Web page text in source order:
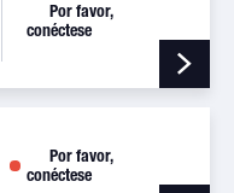
Por favor,
conéctese
Por favor,
conéctese